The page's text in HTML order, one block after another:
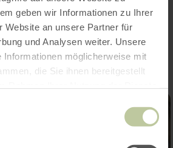
geben wir Informationen zu Ihrer
Website an unsere Partner für
und Analysen weiter. Unsere
Informationen möglicherweise mit
die Sie ihnen bereitgestellt